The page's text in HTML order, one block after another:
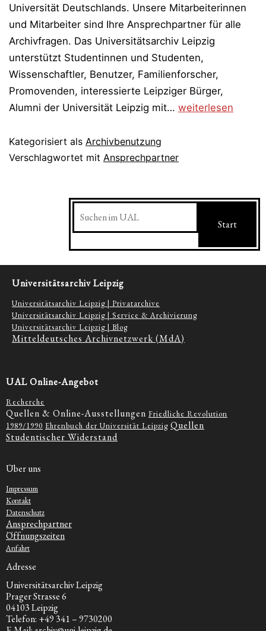
Universität Deutschlands. Unsere Mitarbeiterinnen
und Mitarbeiter sind Ihre Ansprechpartner für alle
Archivfragen. Das Universitätsarchiv Leipzig
unterstützt Studentinnen und Studenten,
Wissenschaftler, Benutzer, Familienforscher,
Promovenden, interessierte Leipziger Bürger,
Alumni der Universität Leipzig mit… Ansprechpartner
weiterlesen
Kategorisiert als Archivbenutzung
Verschlagwortet mit Ansprechpartner
Suchen
Start
Universitätsarchiv Leipzig
Universitätsarchiv Leipzig | Privatarchive
Universitätsarchiv Leipzig | Service & Archivierung
Universitätsarchiv Leipzig | Blog
Mitteldeutsches Archivnetzwerk (MdA)
UAL Online-Angebot
Recherche
Quellen & Online-Ausstellungen Friedliche Revolution
1989/1990 Ehrenbuch der Universität Leipzig Quellen
Studentischer Widerstand
Über uns
Impressum
Kontakt
Datenschutz
Ansprechpartner
Öffnungszeiten
Anfahrt
Adresse
Universitätsarchiv Leipzig
Prager Strasse 6
04103 Leipzig
Telefon: +49 341 – 9730200